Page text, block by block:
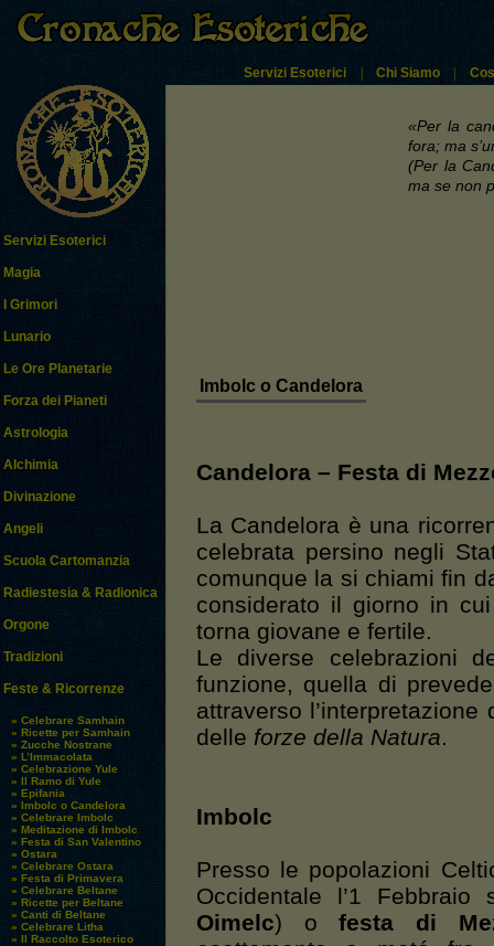
Servizi Esoterici | Chi Siamo |
Servizi Esoterici
Magia
I Grimori
Lunario
Le Ore Planetarie
Forza dei Pianeti
Astrologia
Alchimia
Divinazione
Angeli
Scuola Cartomanzia
Radiestesia & Radionica
Orgone
Tradizioni
Feste & Ricorrenze
» Celebrare Samhain
» Ricette per Samhain
» Zucche Nostrane
» L’Immacolata
» Celebrazione Yule
» Il Ramo di Yule
» Epifania
» Imbolc o Candelora
» Celebrare Imbolc
» Meditazione di Imbolc
» Festa di San Valentino
» Ostara
» Celebrare Ostara
» Festa di Primavera
» Celebrare Beltane
» Ricette per Beltane
» Canti di Beltane
» Celebrare Litha
» Il Raccolto Esoterico
«Per la
fora; ma
(Per la
ma se non
Imbolc o Candelora
Candelora – Festa di
La Candelora è una
celebrata persino negli
comunque la si chiami fin
considerato il giorno in
torna giovane e fertile.
Le diverse celebrazioni
funzione, quella di
attraverso
delle forze della Natura.
Imbolc
Presso le popolazioni
Occidentale l’1
Oimelc) ofesta di